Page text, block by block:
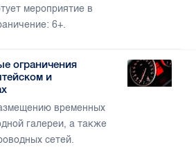
мероприятие в
6+.
ограничения
и
временных
галереи, а также
сетей.